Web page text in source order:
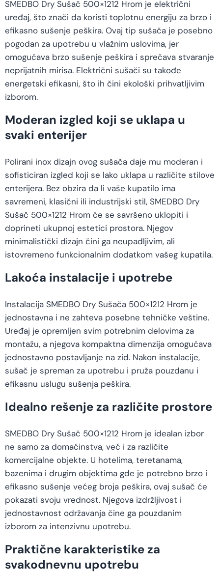
SMEDBO Dry Sušač 500×1212 Hrom je električni
uređaj, što znači da koristi toplotnu energiju za brzo i
efikasno sušenje peškira. Ovaj tip sušača je posebno
pogodan za upotrebu u vlažnim uslovima, jer
omogućava brzo sušenje peškira i sprečava stvaranje
neprijatnih mirisa. Električni sušači su takođe
energetski efikasni, što ih čini ekološki prihvatljivim
izborom.
Moderan izgled koji se uklapa u
svaki enterijer
Polirani inox dizajn ovog sušača daje mu moderan i
sofisticiran izgled koji se lako uklapa u različite stilove
enterijera. Bez obzira da li vaše kupatilo ima
savremeni, klasični ili industrijski stil, SMEDBO Dry
Sušač 500×1212 Hrom će se savršeno uklopiti i
doprineti ukupnoj estetici prostora. Njegov
minimalistički dizajn čini ga neupadljivim, ali
istovremeno funkcionalnim dodatkom vašeg kupatila.
Lakoća instalacije i upotrebe
Instalacija SMEDBO Dry Sušača 500×1212 Hrom je
jednostavna i ne zahteva posebne tehničke veštine.
Uređaj je opremljen svim potrebnim delovima za
montažu, a njegova kompaktna dimenzija omogućava
jednostavno postavljanje na zid. Nakon instalacije,
sušač je spreman za upotrebu i pruža pouzdanu i
efikasnu uslugu sušenja peškira.
Idealno rešenje za različite prostore
SMEDBO Dry Sušač 500×1212 Hrom je idealan izbor
ne samo za domaćinstva, već i za različite
komercijalne objekte. U hotelima, teretanama,
bazenima i drugim objektima gde je potrebno brzo i
efikasno sušenje većeg broja peškira, ovaj sušač će
pokazati svoju vrednost. Njegova izdržljivost i
jednostavnost održavanja čine ga pouzdanim
izborom za intenzivnu upotrebu.
Praktične karakteristike za
svakodnevnu upotrebu